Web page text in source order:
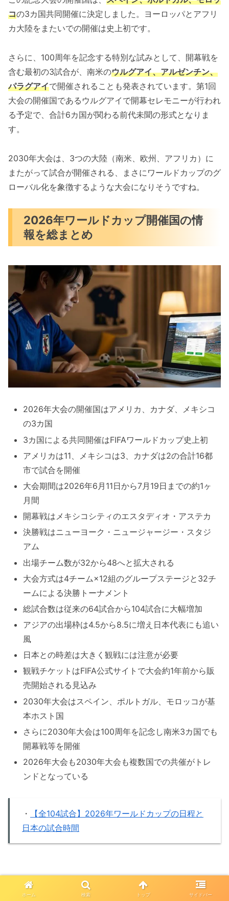
コの3カ国共同開催に決定しました。ヨーロッパとアフリ
カ大陸をまたいでの開催は史上初です。
さらに、100周年を記念する特別な試みとして、開幕戦を
含む最初の3試合が、南米のウルグアイ、アルゼンチン、
パラグアイで開催されることも発表されています。第1回
大会の開催国であるウルグアイで開幕セレモニーが行われ
る予定で、合計6カ国が関わる前代未聞の形式となりま
す。
2030年大会は、3つの大陸（南米、欧州、アフリカ）に
またがって試合が開催される、まさにワールドカップのグ
ローバル化を象徴するような大会になりそうですね。
2026年ワールドカップ開催国の情
報を総まとめ
2026年大会の開催国はアメリカ、カナダ、メキシコ
の3カ国
3カ国による共同開催はFIFAワールドカップ史上初
アメリカは11、メキシコは3、カナダは2の合計16都
市で試合を開催
大会期間は2026年6月11日から7月19日までの約1ヶ
月間
開幕戦はメキシコシティのエスタディオ・アステカ
決勝戦はニューヨーク・ニュージャージー・スタジ
アム
出場チーム数が32から48へと拡大される
大会方式は4チーム×12組のグループステージと32チ
ームによる決勝トーナメント
総試合数は従来の64試合から104試合に大幅増加
アジアの出場枠は4.5から8.5に増え日本代表にも追い
風
日本との時差は大きく観戦には注意が必要
観戦チケットはFIFA公式サイトで大会約1年前から販
売開始される見込み
2030年大会はスペイン、ポルトガル、モロッコが基
本ホスト国
さらに2030年大会は100周年を記念し南米3カ国でも
開幕戦等を開催
2026年大会も2030年大会も複数国での共催がトレ
ンドとなっている
・
【全104試合】2026年ワールドカップの日程と
日本の試合時間
ホーム 検索 トップ サイドバー